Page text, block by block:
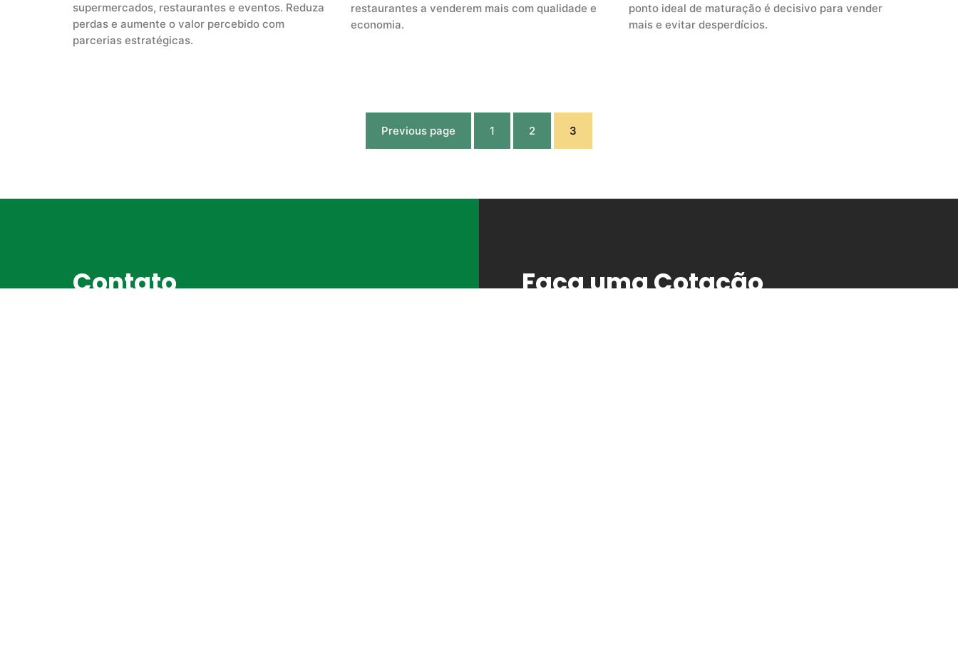
supermercados, restaurantes e eventos. Reduza
perdas e aumente o valor percebido com
parcerias estratégicas.
restaurantes a venderem mais com qualidade e
economia.
ponto ideal de maturação é decisivo para vender
mais e evitar desperdícios.
Previous page 1 2 3
Contato Faça uma Cotação